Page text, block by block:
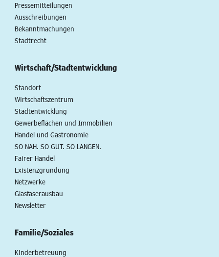
Pressemitteilungen
Ausschreibungen
Bekanntmachungen
Stadtrecht
Wirtschaft/Stadtentwicklung
Standort
Wirtschaftszentrum
Stadtentwicklung
Gewerbeflächen und Immobilien
Handel und Gastronomie
SO NAH. SO GUT. SO LANGEN.
Fairer Handel
Existenzgründung
Netzwerke
Glasfaserausbau
Newsletter
Familie/Soziales
Kinderbetreuung